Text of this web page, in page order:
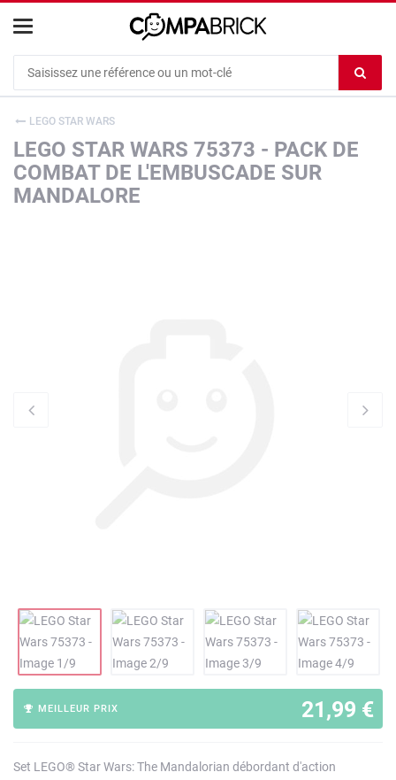
le
LEGO STAR WARS
LEGO STAR WARS 75373 - PACK DE
COMBAT DE L'EMBUSCADE SUR
MANDALORE
21,99 €
MEILLEUR PRIX
Set LEGO® Star Wars: The Mandalorian débordant d'action
Cookies management panel